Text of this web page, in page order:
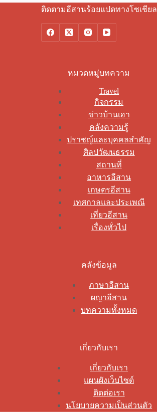
ติดตามอีสานร้อยแปดทางโซเชียล
หมวดหมู่บทความ
Travel
กิจกรรม
ข่าวบ้านเฮา
คลังความรู้
ปราชญ์และบุคคลสำคัญ
ศิลปวัฒนธรรม
สถานที่
อาหารอีสาน
เกษตรอีสาน
เทศกาลและประเพณี
เที่ยวอีสาน
เรื่องทั่วไป
คลังข้อมูล
ภาษาอีสาน
ผญาอีสาน
บทความทั้งหมด
เกี่ยวกับเรา
เกี่ยวกับเรา
แผนผังเว็บไซต์
ติดต่อเรา
นโยบายความเป็นส่วนตัว